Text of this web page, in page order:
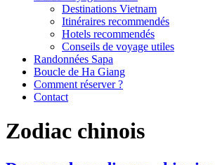
Destinations Vietnam
Itinéraires recommendés
Hotels recommendés
Conseils de voyage utiles
Randonnées Sapa
Boucle de Ha Giang
Comment réserver ?
Contact
Zodiac chinois